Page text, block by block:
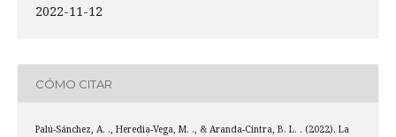
2022-11-12
CÓMO CITAR
Palú-Sánchez, A. ., Heredia-Vega, M. ., & Aranda-Cintra, B. L. . (2022). La